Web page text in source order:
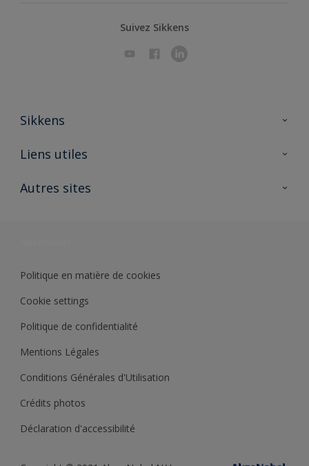
Suivez Sikkens
Sikkens
A propos de Sikkens
Liens utiles
Ouvrir un magasin PASS
Autres sites
Politique en matière de cookies
Cookie settings
Politique de confidentialité
Mentions Légales
Conditions Générales d'Utilisation
Crédits photos
Déclaration d'accessibilité